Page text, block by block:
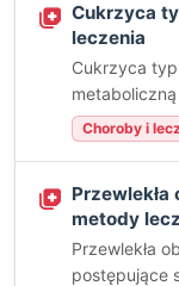
Cukrzyca
leczenia
Cukrzyca
Choroby i
metody
Przewlekła
postępujące